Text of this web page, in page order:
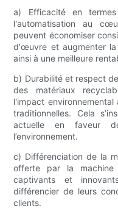
a) Efficacité en
l'automatisation au
peuvent économiser
d'œuvre et augmenter la
ainsi à une meilleure
b) Durabilité et respect
des matériaux
l'impact
traditionnelles. Cela
actuelle en faveur
l’environnement.
c) Différenciation de la
offerte par la machine
captivants et
différencier de leurs
clients.